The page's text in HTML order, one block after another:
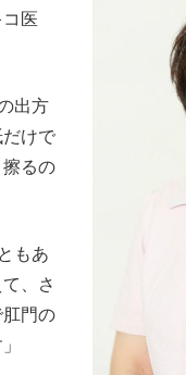
医
出方
けで
るの
もあ
、さ
門の